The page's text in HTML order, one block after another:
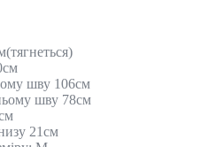
шву 106см
шву 78см
21см